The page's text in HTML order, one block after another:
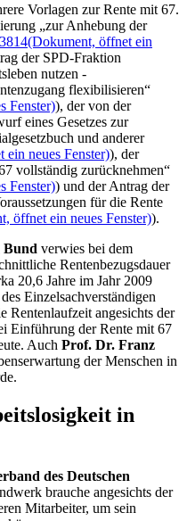
Vorlagen zur Rente mit 67.
„zur Anhebung der
(Dokument, öffnet ein
der SPD-Fraktion
nutzen -
flexibilisieren“
Fenster)), der von der
eines Gesetzes zur
und anderer
neues Fenster)), der
vollständig zurücknehmen“
Fenster)) und der Antrag der
für die Rente
öffnet ein neues Fenster)).
Bund verwies bei dem
Rentenbezugsdauer
20,6 Jahre im Jahr 2009
Einzelsachverständigen
Rentenlaufzeit angesichts der
Einführung der Rente mit 67
Auch Prof. Dr. Franz
der Menschen in
in
des Deutschen
brauche angesichts der
Mitarbeiter, um sein